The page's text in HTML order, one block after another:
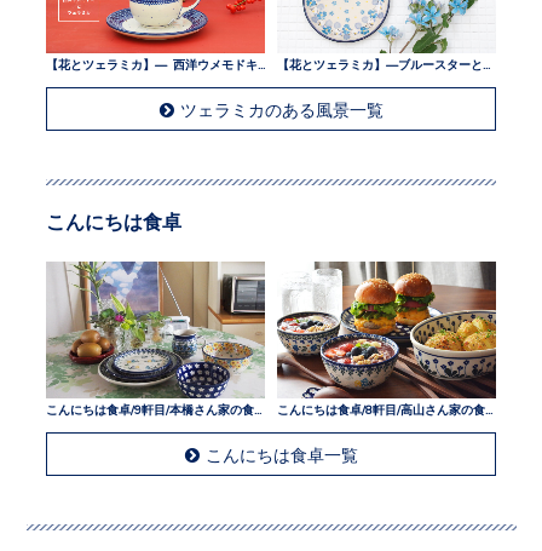
ツェラミカのある風景一覧
こんにちは食卓
こんにちは食卓/9軒目/本橋さん家の食卓
こんにちは食卓一覧